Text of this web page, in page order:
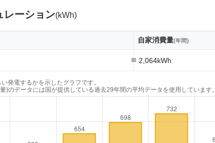
レーション(kWh)
自家消費量(年間)
= 2,064kWh
発電するかを示したグラフです。
)のデータには国が提供している過去29年間の平均データを使用しています。